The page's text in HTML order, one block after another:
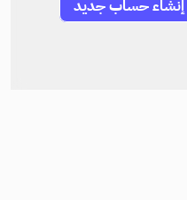
إنشاء حساب جديد